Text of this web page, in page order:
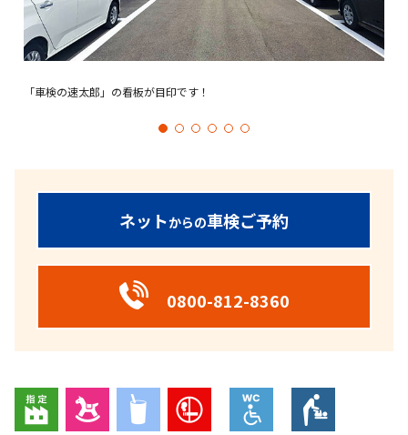
「車検の速太郎」の看板が目印です！
ネットからの車検ご予約
0800-812-8360